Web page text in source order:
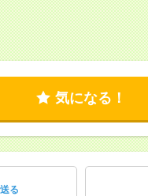
気になる！
る